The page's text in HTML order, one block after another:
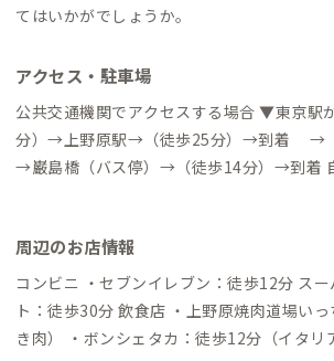
てはいかがでしょうか。
アクセス・駐車場
公共交通機関でアクセスする場合 ▼東京駅から →（電車85
分）→上野原駅→（徒歩25分）→到着 →（
→巌島橋（バス停）→（徒歩14分）→到着 自動車でアクセスす
周辺のお店情報
コンビニ ・セブンイレブン：徒歩12分 スーパー ・いちやまマー
ト：徒歩30分 飲食店 ・上野原焼肉道場いっちょ：徒歩12分（焼
き肉） ・ボンシェタカ：徒歩12分（イタリ